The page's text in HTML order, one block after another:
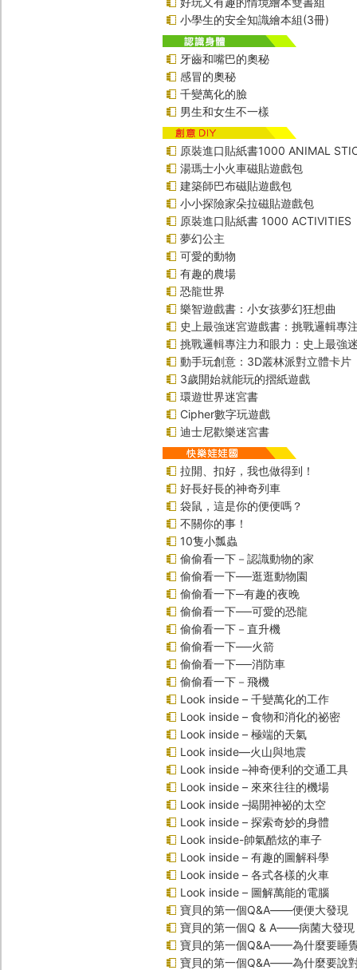
小學生的安全知識繪本組(3冊)
牙齒和嘴巴的奧秘
感冒的奧秘
千變萬化的臉
男生和女生不一樣
原裝進口貼紙書1000 ANIMAL
湯瑪士小火車磁貼遊戲包
建築師巴布磁貼遊戲包
小小探險家朵拉磁貼遊戲包
原裝進口貼紙書 1000 ACTIVITIES
夢幻公主
可愛的動物
有趣的農場
恐龍世界
樂智遊戲書：小女孩夢幻狂想曲
史上最強迷宮遊戲書：挑戰邏輯專
挑戰邏輯專注力和眼力：史上最強
動手玩創意：3D叢林派對立體卡片
3歲開始就能玩的摺紙遊戲
環遊世界迷宮書
Cipher數字玩遊戲
迪士尼歡樂迷宮書
拉開、扣好，我也做得到！
好長好長的神奇列車
袋鼠，這是你的便便嗎？
不關你的事！
10隻小瓢蟲
偷偷看一下－認識動物的家
偷偷看一下──逛逛動物園
偷偷看一下─有趣的夜晚
偷偷看一下──可愛的恐龍
偷偷看一下－直升機
偷偷看一下──火箭
偷偷看一下──消防車
偷偷看一下－飛機
Look inside – 千變萬化的工作
Look inside – 食物和消化的祕密
Look inside – 極端的天氣
Look inside—火山與地震
Look inside –神奇便利的交通工具
Look inside – 來來往往的機場
Look inside –揭開神祕的太空
Look inside – 探索奇妙的身體
Look inside-帥氣酷炫的車子
Look inside – 有趣的圖解科學
Look inside – 各式各樣的火車
Look inside – 圖解萬能的電腦
寶貝的第一個Q&A――便便大發現
寶貝的第一個Q & A――病菌大發現
寶貝的第一個Q&A——為什麼要睡
寶貝的第一個Q&A――為什麼要說